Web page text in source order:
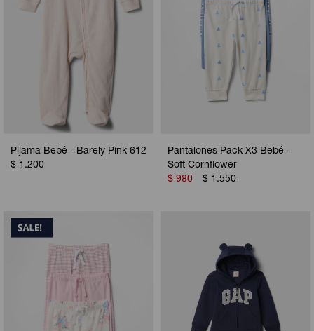
Pijama Bebé - Barely Pink 612
$ 1.200
Pantalones Pack X3 Bebé -
Soft Cornflower
$ 980 $ 1.550